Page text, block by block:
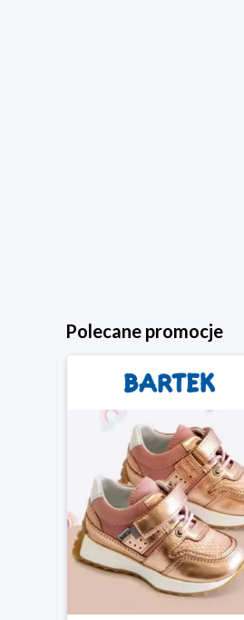
Polecane promocje